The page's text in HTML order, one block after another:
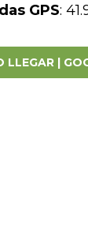
GPS:
LLEGAR |